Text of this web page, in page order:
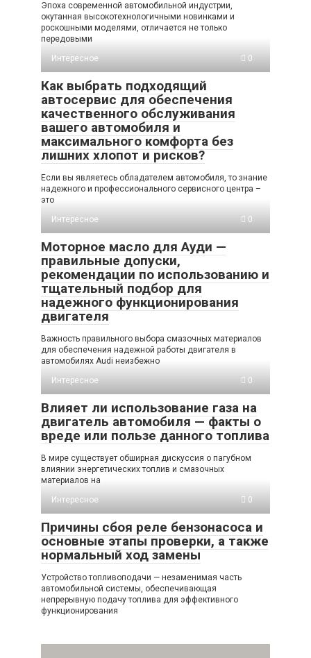
Эпоха современной автомобильной индустрии,
окутанная высокотехнологичными новинками и
роскошными моделями, отличается не только
передовыми
Интересное
0
Как выбрать подходящий
автосервис для обеспечения
качественного обслуживания
вашего автомобиля и
максимального комфорта без
лишних хлопот и рисков?
Если вы являетесь обладателем автомобиля, то знание
надежного и профессионального сервисного центра –
это
Интересное
0
Моторное масло для Ауди —
правильные допуски,
рекомендации по использованию и
тщательный подбор для
надежного функционирования
двигателя
Важность правильного выбора смазочных материалов
для обеспечения надежной работы двигателя в
автомобилях Audi неизбежно
Интересное
0
Влияет ли использование газа на
двигатель автомобиля — факты о
вреде или пользе данного топлива
В мире существует обширная дискуссия о пагубном
влиянии энергетических топлив и смазочных
материалов на
Интересное
0
Причины сбоя реле бензонасоса и
основные этапы проверки, а также
нормальный ход замены
Устройство топливоподачи — незаменимая часть
автомобильной системы, обеспечивающая
непрерывную подачу топлива для эффективного
функционирования